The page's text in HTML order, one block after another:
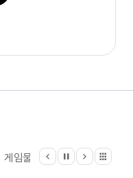
게임물관리위원회
이전
정지
다음 관련기관 전체보기